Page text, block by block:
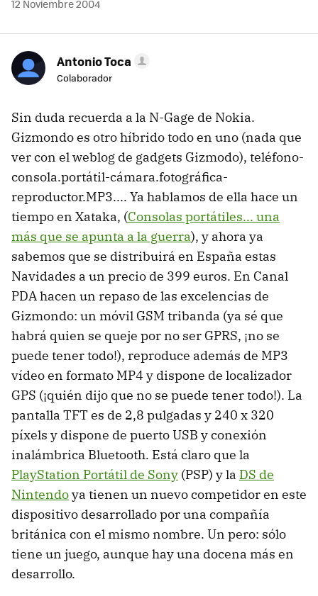
12 Noviembre 2004
Antonio Toca
Colaborador
Sin duda recuerda a la N-Gage de Nokia.
Gizmondo es otro híbrido todo en uno (nada que
ver con el weblog de gadgets Gizmodo), teléfono-
consola.portátil-cámara.fotográfica-
reproductor.MP3.... Ya hablamos de ella hace un
tiempo en Xataka, (Consolas portátiles... una
más que se apunta a la guerra), y ahora ya
sabemos que se distribuirá en España estas
Navidades a un precio de 399 euros. En Canal
PDA hacen un repaso de las excelencias de
Gizmondo: un móvil GSM tribanda (ya sé que
habrá quien se queje por no ser GPRS, ¡no se
puede tener todo!), reproduce además de MP3
vídeo en formato MP4 y dispone de localizador
GPS (¡quién dijo que no se puede tener todo!). La
pantalla TFT es de 2,8 pulgadas y 240 x 320
píxels y dispone de puerto USB y conexión
inalámbrica Bluetooth. Está claro que la
PlayStation Portátil de Sony (PSP) y la DS de
Nintendoya tienen un nuevo competidor en este
dispositivo desarrollado por una compañía
británica con el mismo nombre. Un pero: sólo
tiene un juego, aunque hay una docena más en
desarrollo.